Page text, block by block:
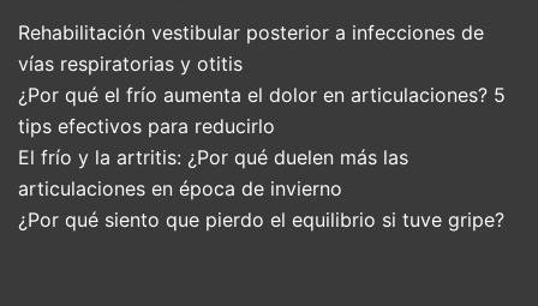
Rehabilitación vestibular posterior a infecciones de
vías respiratorias y otitis
¿Por qué el frío aumenta el dolor en articulaciones? 5
tips efectivos para reducirlo
El frío y la artritis: ¿Por qué duelen más las
articulaciones en época de invierno
¿Por qué siento que pierdo el equilibrio si tuve gripe?